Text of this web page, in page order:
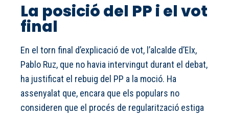
La posició del PP i el vot
final
En el torn final d’explicació de vot, l’alcalde d’Elx,
Pablo Ruz, que no havia intervingut durant el debat,
ha justificat el rebuig del PP a la moció. Ha
assenyalat que, encara que els populars no
consideren que el procés de regularització estiga